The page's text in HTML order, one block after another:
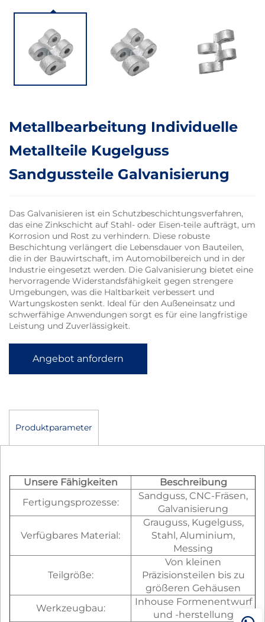
Metallbearbeitung Individuelle
Metallteile Kugelguss
Sandgussteile Galvanisierung
Das Galvanisieren ist ein Schutzbeschichtungsverfahren,
das eine Zinkschicht auf Stahl- oder Eisen-teile aufträgt, um
Korrosion und Rost zu verhindern. Diese robuste
Beschichtung verlängert die Lebensdauer von Bauteilen,
die in der Bauwirtschaft, im Automobilbereich und in der
Industrie eingesetzt werden. Die Galvanisierung bietet eine
hervorragende Widerstandsfähigkeit gegen strengere
Umgebungen, was die Haltbarkeit verbessert und
Wartungskosten senkt. Ideal für den Außeneinsatz und
schwerfähige Anwendungen sorgt es für eine langfristige
Leistung und Zuverlässigkeit.
Angebot anfordern
Produktparameter
Unsere Fähigkeiten
Beschreibung
Fertigungsprozesse:
Sandguss, CNC-Fräsen,
Galvanisierung
Verfügbares Material:
Grauguss, Kugelguss,
Stahl, Aluminium,
Messing
Teilgröße:
Von kleinen
Präzisionsteilen bis zu
größeren Gehäusen
Werkzeugbau:
Inhouse Formenentwurf
und -herstellung